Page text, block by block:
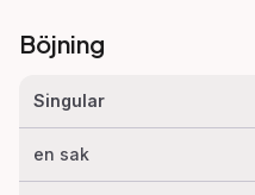
Böjning
Singular
en sak